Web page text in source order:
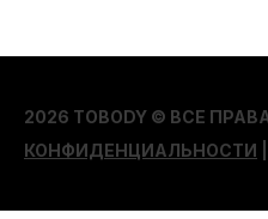
2026 TOBODY © ВСЕ
КОНФИДЕНЦИАЛЬНОСТИ